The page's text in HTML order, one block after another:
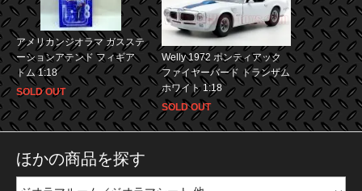
アメリカンジオラマ ガスステ
ーションアテンド フィギア
トム 1:18
SOLD OUT
Welly 1972 ポンティアック
ファイヤーバード トランザム
ホワイト 1:18
SOLD OUT
ほかの商品を探す